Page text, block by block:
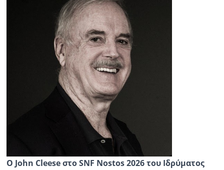
Ο John CleeseστοSNF Nostos2026 του Ιδρύματος